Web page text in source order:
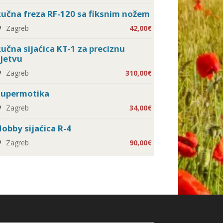
freza RF-120 sa fiksnim nožem
Zagreb 42,00€
sijaćica KT-1 za preciznu
Zagreb 310,00€
Zagreb 34,00€
sijaćica R-4
Zagreb 90,00€